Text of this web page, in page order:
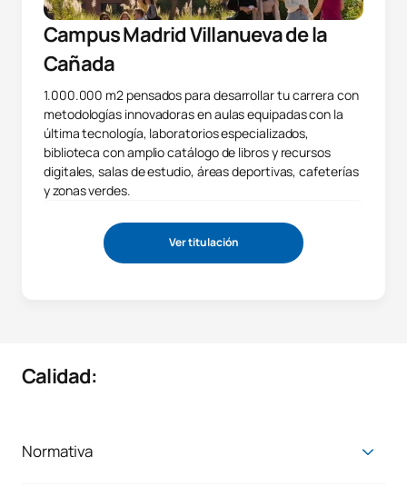
Campus Madrid Villanueva de la
Cañada
1.000.000 m2 pensados para desarrollar tu carrera con
metodologías innovadoras en aulas equipadas con la
última tecnología, laboratorios especializados,
biblioteca con amplio catálogo de libros y recursos
digitales, salas de estudio, áreas deportivas, cafeterías
y zonas verdes.
Ver titulación
Calidad:
Normativa